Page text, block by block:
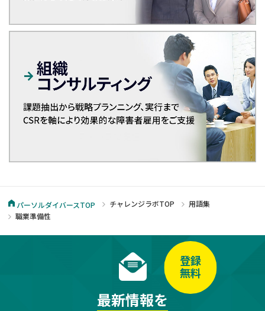
パーソルダイバースTOP チャレンジラボTOP
用語集
職業準備性
最新情報を
登録
無料